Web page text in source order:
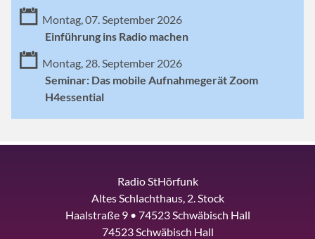
Montag, 07. September 2026
Einführung ins Radio machen
Montag, 28. September 2026
Seminar: Das mobile Aufnahmegerät Zoom
H4essential
Radio StHörfunk
Altes Schlachthaus, 2. Stock
Haalstraße 9 • 74523 Schwäbisch Hall
74523 Schwäbisch Hall